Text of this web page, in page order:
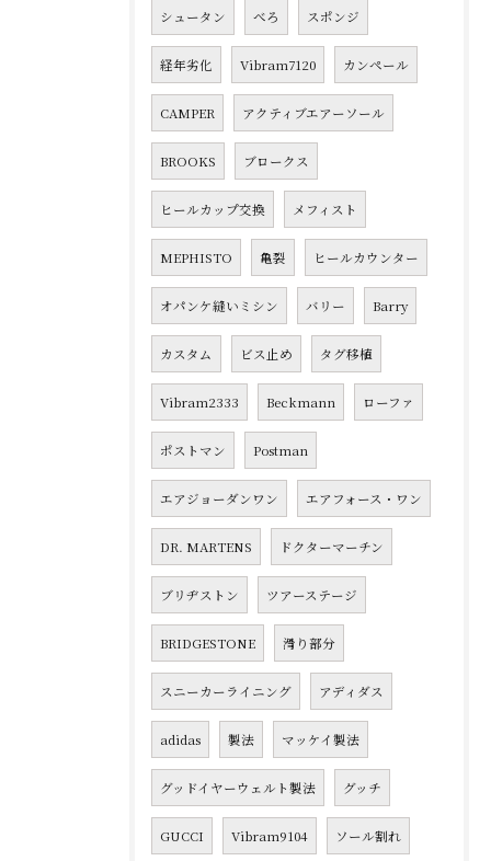
シュータン べろ スポンジ
経年劣化 Vibram7120 カンペール
CAMPER アクティブエアーソール
BROOKS ブロークス
ヒールカップ交換 メフィスト
MEPHISTO 亀裂 ヒールカウンター
オパンケ縫いミシン バリー Barry
カスタム ビス止め タグ移植
Vibram2333 Beckmann ローファ
ポストマン Postman
エアジョーダンワン エアフォース・ワン
DR. MARTENS ドクターマーチン
ブリヂストン ツアーステージ
BRIDGESTONE 滑り部分
スニーカーライニング アディダス
adidas 製法 マッケイ製法
グッドイヤーウェルト製法 グッチ
GUCCI Vibram9104 ソール割れ